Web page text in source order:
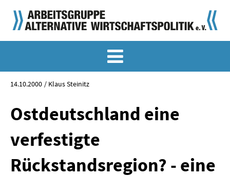
KLASSIKER
SONDERVERÖFFENTLICHUNGEN
LANGFASSUNGEN ZU DEN MEMORANDEN
14.10.2000 Klaus Steinitz
Ostdeutschland eine
verfestigte
Rückstandsregion? - eine